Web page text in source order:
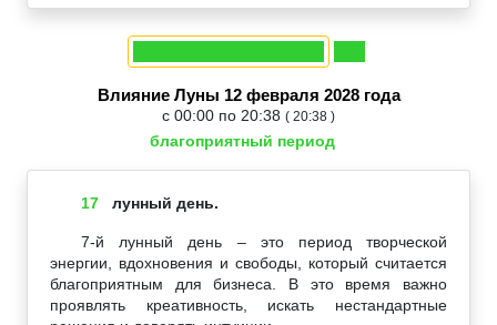
Влияние Луны 12 февраля 2028 года
с 00:00 по 20:38 ( 20:38 )
благоприятный период
17 лунный день.
7-й лунный день – это период творческой
энергии, вдохновения и свободы, который считается
благоприятным для бизнеса. В это время важно
проявлять креативность, искать нестандартные